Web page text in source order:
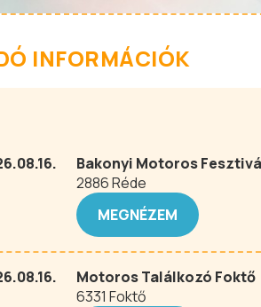
INFORMÁCIÓK
Bakonyi Motoros
2886 Réde
MEGNÉZEM
Motoros Találkozó Foktő
6331 Foktő